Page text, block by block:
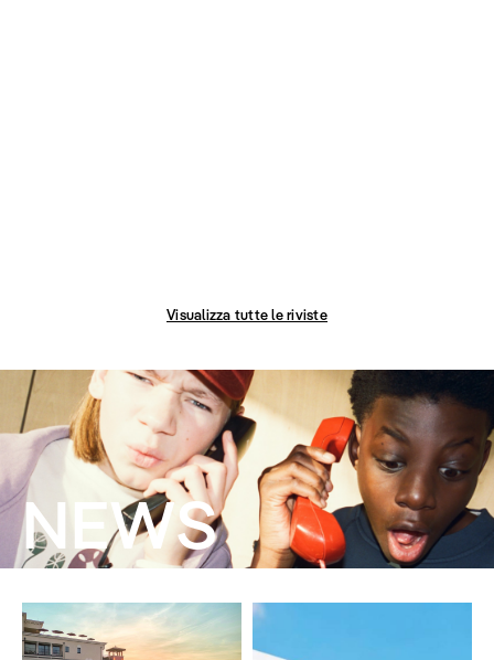
Visualizza tutte le riviste
NEWS